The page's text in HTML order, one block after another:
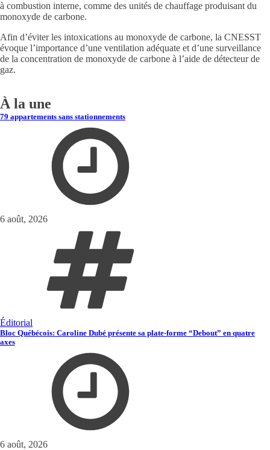
à combustion interne, comme des unités de chauffage produisant du
monoxyde de carbone.
Afin d’éviter les intoxications au monoxyde de carbone, la CNESST
évoque l’importance d’une ventilation adéquate et d’une surveillance
de la concentration de monoxyde de carbone à l’aide de détecteur de
gaz.
À la une
79 appartements sans stationnements
6 août, 2026
Éditorial
Bloc Québécois: Caroline Dubé présente sa plate-forme “Debout” en quatre
axes
6 août, 2026